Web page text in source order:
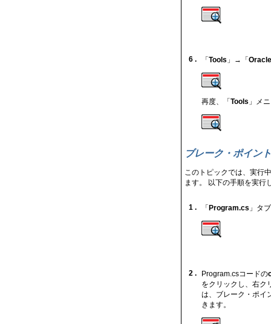
6 . 「 Tools 」→「
再度、「 Tools 」メ
ブレーク・ポイン
このトピックでは、実行
ます。 以下の手順を実行
1 . 「Program.cs 」タ
2 . Program.csコードの
をクリックし、右ク
は、ブレーク・ポイ
きます。